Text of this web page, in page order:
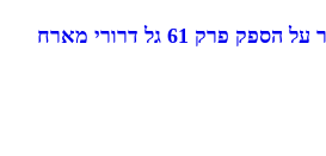
לחיות בוודאות- להתגבר על הספק פרק 61 גל דרורי מארח